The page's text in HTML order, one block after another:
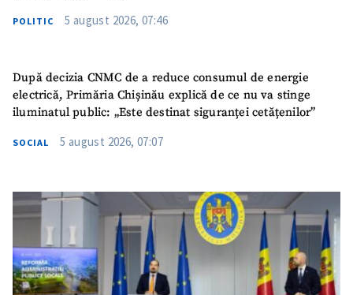
POLITIC 5 august 2026, 07:46
După decizia CNMC de a reduce consumul de energie
electrică, Primăria Chișinău explică de ce nu va stinge
iluminatul public: „Este destinat siguranței cetățenilor”
SOCIAL 5 august 2026, 07:07